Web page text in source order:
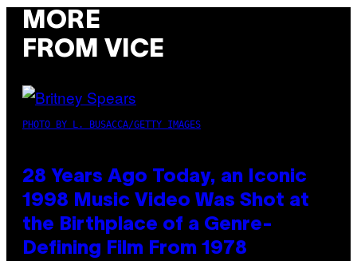
MORE
FROM VICE
PHOTO BY L. BUSACCA/GETTY IMAGES
28 Years Ago Today, an Iconic
1998 Music Video Was Shot at
the Birthplace of a Genre-
Defining Film From 1978